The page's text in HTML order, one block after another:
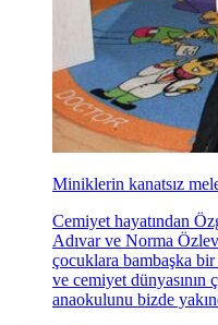
Miniklerin kanatsız
Cemiyet hayatından
Adıvar ve Norma
çocuklara bambaşka bir
ve cemiyet dünyasının
anaokulunu bizde